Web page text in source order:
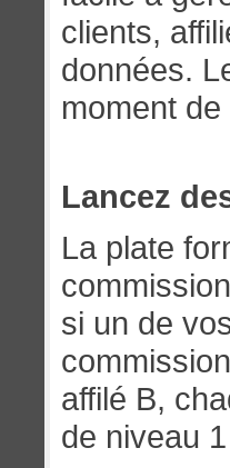
clients,
données.
moment
Lancez
La plate
si un de
affilé B,
de niveau